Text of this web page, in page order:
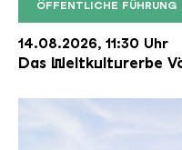
ÖFFENTLICHE FÜHRUNG
Der
Copyright:
14.08.2026, 11:30 Uhr
Das Weltkulturerbe